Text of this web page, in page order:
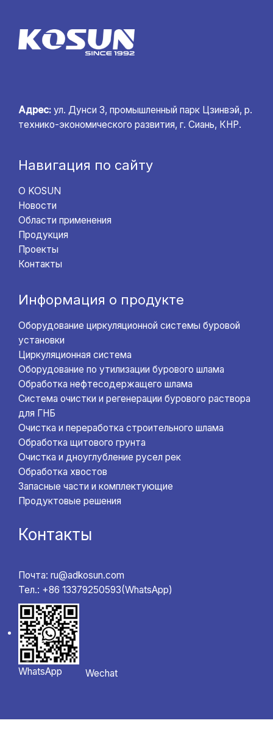
Адрес: ул. Дунси 3, промышленный парк Цзинвэй, р.
технико-экономического развития, г. Сиань, КНР.
Навигация по сайту
О KOSUN
Новости
Области применения
Продукция
Проекты
Контакты
Информация о продукте
Оборудование циркуляционной системы буровой
установки
Циркуляционная система
Оборудование по утилизации бурового шлама
Обработка нефтесодержащего шлама
Система очистки и регенерации бурового раствора
для ГНБ
Очистка и переработка строительного шлама
Обработка щитового грунта
Очистка и дноуглубление русел рек
Обработка хвостов
Запасные части и комплектующие
Продуктовые решения
Контакты
Почта: ru@adkosun.com
Тел.: +86 13379250593(WhatsApp)
WhatsApp Wechat